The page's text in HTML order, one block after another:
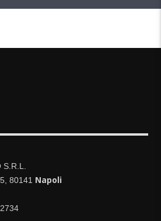
S.R.L.
80141 Napoli